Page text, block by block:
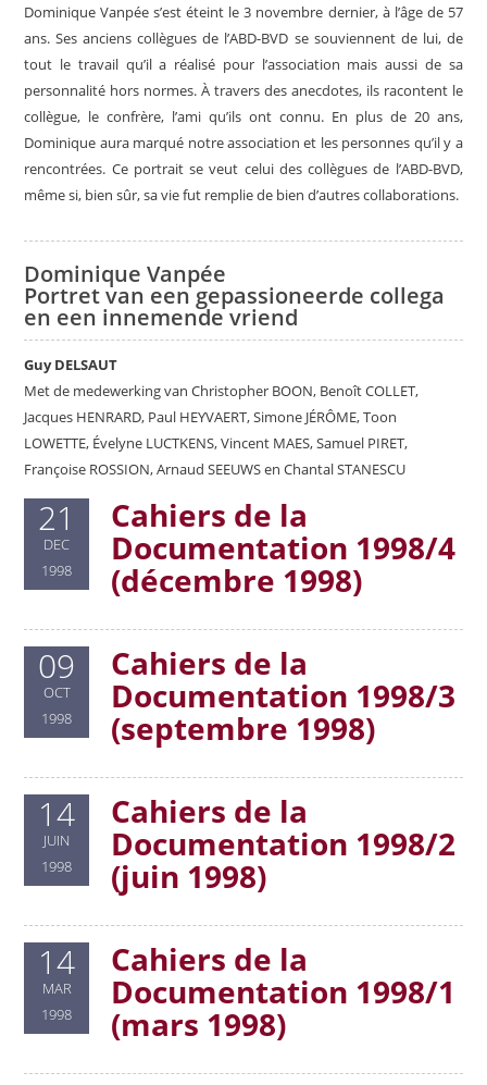
Dominique Vanpée s’est éteint le 3 novembre dernier, à l’âge de 57
ans. Ses anciens collègues de l’ABD-BVD se souviennent de lui, de
tout le travail qu’il a réalisé pour l’association mais aussi de sa
personnalité hors normes. À travers des anecdotes, ils racontent le
collègue, le confrère, l’ami qu’ils ont connu. En plus de 20 ans,
Dominique aura marqué notre association et les personnes qu’il y a
rencontrées. Ce portrait se veut celui des collègues de l’ABD-BVD,
même si, bien sûr, sa vie fut remplie de bien d’autres collaborations.
Dominique Vanpée
Portret van een gepassioneerde collega
en een innemende vriend
Guy DELSAUT
Met de medewerking van Christopher BOON, Benoît COLLET,
Jacques HENRARD, Paul HEYVAERT, Simone JÉRÔME, Toon
LOWETTE, Évelyne LUCTKENS, Vincent MAES, Samuel PIRET,
Françoise ROSSION, Arnaud SEEUWS en Chantal STANESCU
21
DEC
1998
Cahiers de la
Documentation 1998/4
(décembre 1998)
09
OCT
1998
Cahiers de la
Documentation 1998/3
(septembre 1998)
14
JUIN
1998
Cahiers de la
Documentation 1998/2
(juin 1998)
14
MAR
1998
Cahiers de la
Documentation 1998/1
(mars 1998)